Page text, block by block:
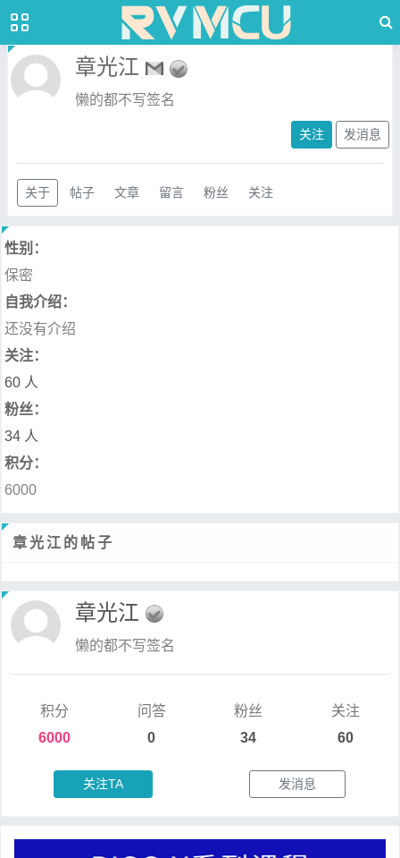
章光江
懒的都不写签名
关注 发消息
关于 帖子 文章 留言 粉丝 关注
性别：
保密
自我介绍：
还没有介绍
关注：
60 人
粉丝：
34 人
积分：
6000
章光江的帖子
章光江
懒的都不写签名
积分
6000
问答
0
粉丝
34
关注
60
关注TA 发消息